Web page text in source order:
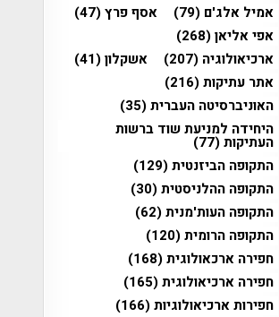
אמיל אלג'ם (79) אסף פרץ(47)
אפי אליאן(268)
ארכיאולוגיה (207) אשקלון(41)
אתר עתיקות(216)
האוניברסיטה העברית(35)
היחידה למניעת שוד ברשות
העתיקות(77)
התקופה הביזנטית(129)
התקופה ההלניסטית(30)
התקופה העות'מנית(62)
התקופה הרומית(120)
חפירה ארכאולוגית(168)
חפירה ארכיאולוגית(165)
חפירות ארכיאולוגיות(166)